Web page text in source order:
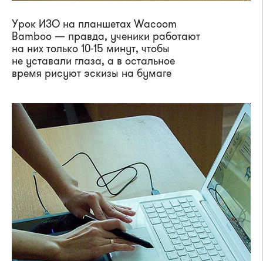
Урок ИЗО на планшетах Wacoom
Bamboo — правда, ученики работают
на них только 10-15 минут, чтобы
не уставали глаза, а в остальное
время рисуют эскизы на бумаге